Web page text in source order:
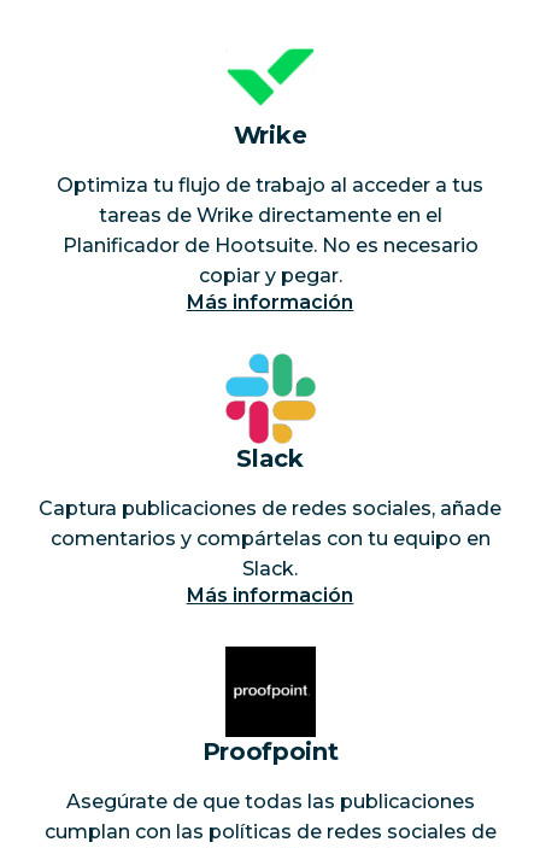
Wrike
Optimiza tu flujo de trabajo al acceder a tus
tareas de Wrike directamente en el
Planificador de Hootsuite. No es necesario
copiar y pegar.
Más información
Slack
Captura publicaciones de redes sociales, añade
comentarios y compártelas con tu equipo en
Slack.
Más información
Proofpoint
Asegúrate de que todas las publicaciones
cumplan con las políticas de redes sociales de